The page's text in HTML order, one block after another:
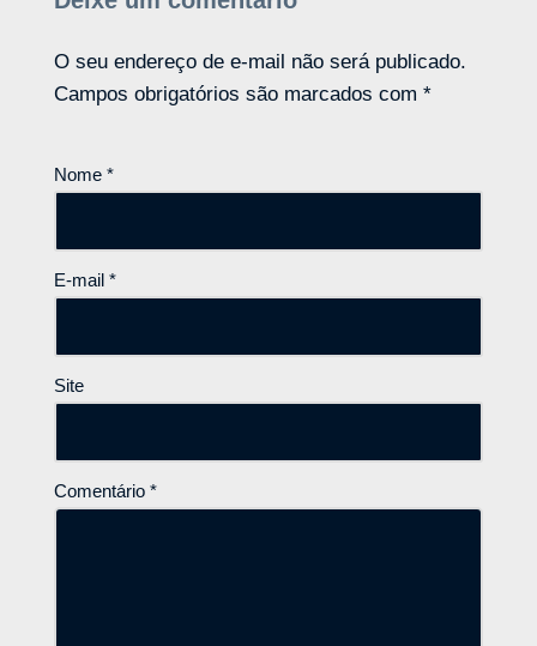
O seu endereço de e-mail não será publicado.
Campos obrigatórios são marcados com *
Nome *
E-mail *
Site
Comentário *